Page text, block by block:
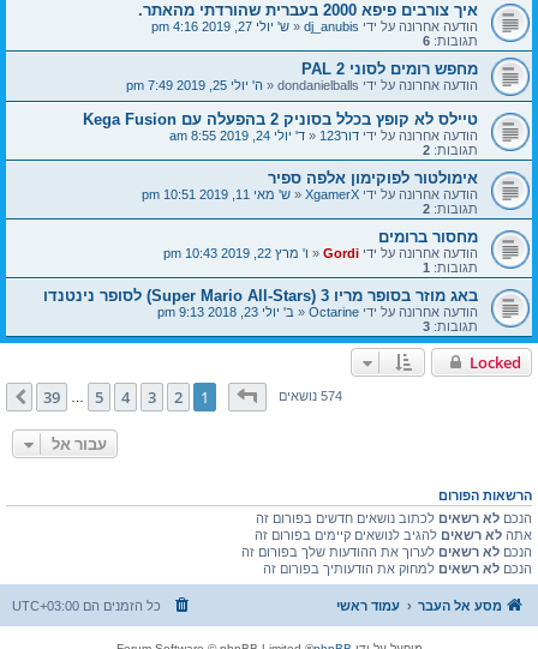
איך צורבים פיפא 2000 בעברית שהורדתי מהאתר.
הודעה אחרונה על ידי dj_anubis
«ש' יולי 27, 2019 4:16 pm
תגובות: 6
מחפש רומים לסוני 2 PAL
הודעה אחרונה על ידי dondanielballs
«ה' יולי 25, 2019 7:49 pm
טיילס לא קופץ בכלל בסוניק 2 בהפעלה עם Kega Fusion
הודעה אחרונה על ידי דור123 «ד' יולי 24, 2019 8:55 am
תגובות: 2
אימולטור לפוקימון אלפה ספיר
הודעה אחרונה על ידי XgamerX
«ש' מאי 11, 2019 10:51 pm
תגובות: 2
מחסור ברומים
הודעה אחרונה על ידי Gordi
«ו' מרץ 22, 2019 10:43 pm
תגובות: 1
באג מוזר בסופר מריו 3 (Super Mario All-Stars) לסופר נינטנדו
הודעה אחרונה על ידי Octarine
«ב' יולי 23, 2018 9:13 pm
תגובות: 3
Locked
574 נושאיםדף1מתוך39
1
2
3
4
5
39 הבא
עבור אל
הרשאות הפורום
הנכם לא רשאיםלכתוב נושאים חדשים בפורום זה
אתהלא רשאיםלהגיב לנושאים קיימים בפורום זה
הנכם לא רשאיםלערוך את ההודעות שלך בפורום זה
הנכם לא רשאיםלמחוק את הודעותיך בפורום זה
מסע אל העבר עמוד ראשי כל הזמנים הם UTC+03:00